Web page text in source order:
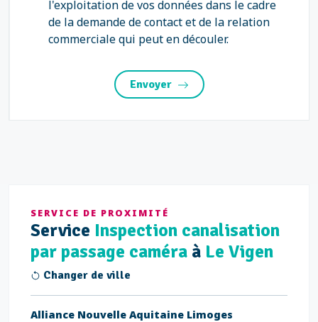
l'exploitation de vos données dans le cadre
de la demande de contact et de la relation
commerciale qui peut en découler.
Envoyer
SERVICE DE PROXIMITÉ
Service Inspection canalisation
par passage caméra à Le Vigen
Changer de ville
Alliance Nouvelle Aquitaine Limoges